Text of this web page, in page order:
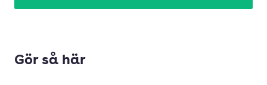
Gör så här